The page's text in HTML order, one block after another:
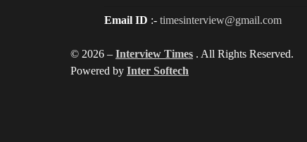
Email ID :- timesinterview@gmail.com
© 2026 – Interview Times . All Rights Reserved.
Powered by Inter Softech